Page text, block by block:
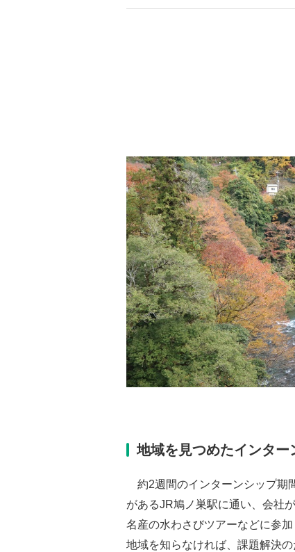
地域を見つめたインター
約2週間のインターンシップ期
があるJR鳩ノ巣駅に通い、会社
名産の水わさびツアーなどに参
地域を知らなければ、課題解決